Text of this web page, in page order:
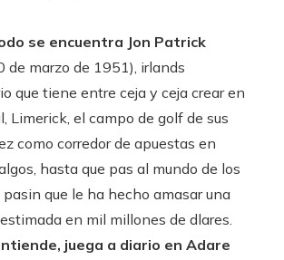
se encuentra Jon Patrick
de marzo de 1951), irlands
que tiene entre ceja y ceja crear en
Limerick, el campo de golf de sus
como corredor de apuestas en
hasta que pas al mundo de los
que le ha hecho amasar una
en mil millones de dlares.
juega a diario en Adare